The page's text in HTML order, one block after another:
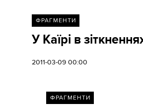
ФРАГМЕНТИ
У Каїрі в
2011-03-09 00:00
ФРАГМЕНТИ